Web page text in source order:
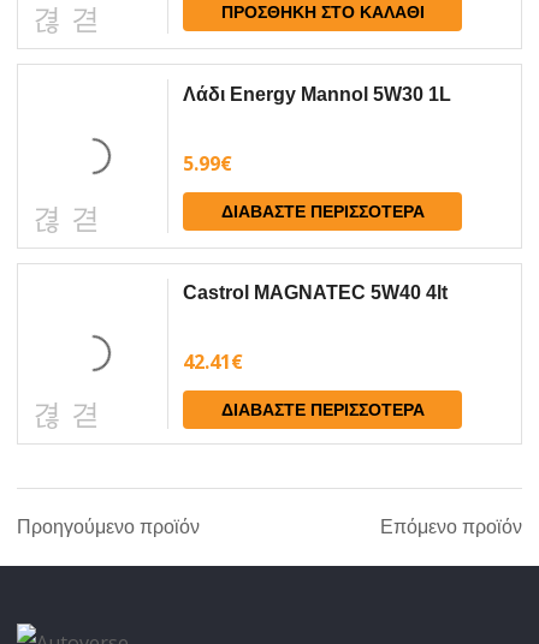
ΠΡΟΣΘΉΚΗ ΣΤΟ ΚΑΛΆΘΙ
Λάδι Energy Mannol 5W30 1L
5.99€
ΔΙΑΒΆΣΤΕ ΠΕΡΙΣΣΌΤΕΡΑ
Castrol MAGNATEC 5W40 4lt
42.41€
ΔΙΑΒΆΣΤΕ ΠΕΡΙΣΣΌΤΕΡΑ
Προηγούμενο προϊόν Επόμενο προϊόν